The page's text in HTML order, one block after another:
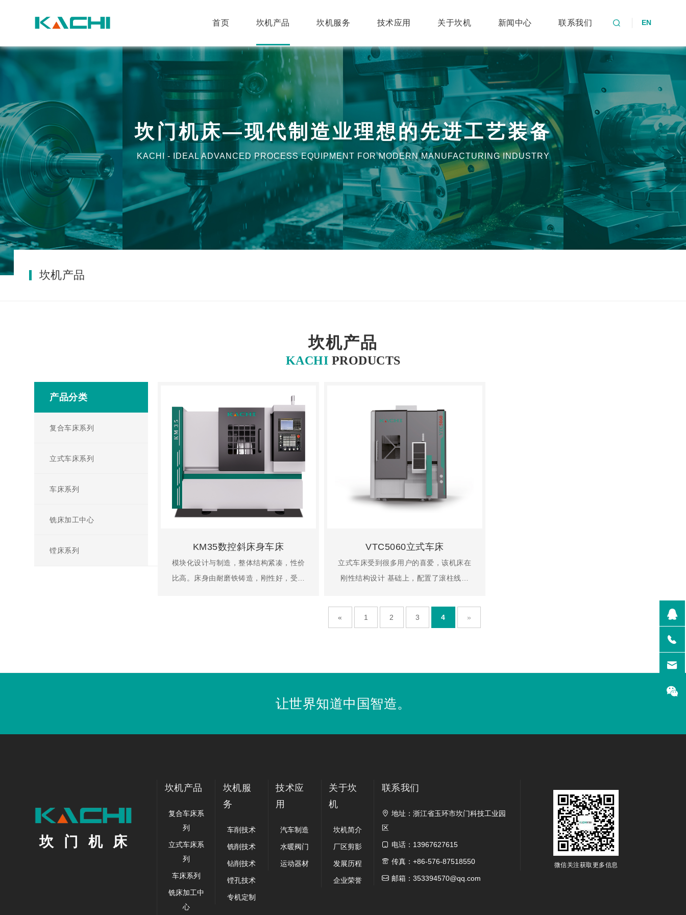
首页 坎机产品 坎机服务 技术应用 关于坎机 新闻中心 联系我们 EN
坎门机床—现代制造业理想的先进工艺装备
KACHI - IDEAL ADVANCED PROCESS EQUIPMENT FOR MODERN MANUFACTURING INDUSTRY
坎机产品
坎机产品
KACHI PRODUCTS
产品分类
复合车床系列
立式车床系列
车床系列
铣床加工中心
镗床系列 KM35数控斜床身车床
模块化设计与制造，整体结构紧凑，性价
比高。床身由耐磨铁铸造，刚性好，受力
VTC5060立式车床
立式车床受到很多用户的喜爱，该机床在
刚性结构设计 基础上，配置了滚柱线性
时，不失去整体刚性。整体铸造底座近似
« 1 2 3 4 »
让世界知道中国智造。
坎门机床
坎机产品
复合车床系
列
立式车床系
列
车床系列
铣床加工中
心
坎机服
务
车削技术
铣削技术
钻削技术
镗孔技术
专机定制
技术应
用
汽车制造
水暖阀门
运动器材
关于坎
机
坎机简介
厂区剪影
发展历程
企业荣誉
联系我们
 地址：浙江省玉环市坎门科技工业园
区
 电话：13967627615
 传真：+86-576-87518550
 邮箱：353394570@qq.com
微信关注获取更多信息



